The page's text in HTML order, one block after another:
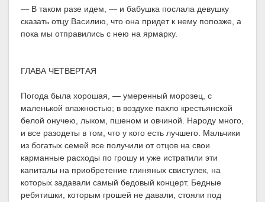
— В таком разе идем, — и бабушка послала девушку
сказать отцу Василию, что она придет к нему попозже, а
пока мы отправились с нею на ярмарку.
ГЛАВА ЧЕТВЕРТАЯ
Погода была хорошая, — умеренный морозец, с
маленькой влажностью; в воздухе пахло крестьянской
белой онучею, лыком, пшеном и овчиной. Народу много,
и все разодеты в том, что у кого есть лучшего. Мальчики
из богатых семей все получили от отцов на свои
карманные расходы по грошу и уже истратили эти
капиталы на приобретение глиняных свистулек, на
которых задавали самый бедовый концерт. Бедные
ребятишки, которым грошей не давали, стояли под